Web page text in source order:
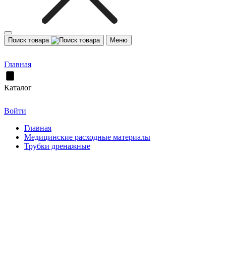
Поиск товара Меню
Главная
Каталог
Войти
Главная
Медицинские расходные материалы
Трубки дренажные